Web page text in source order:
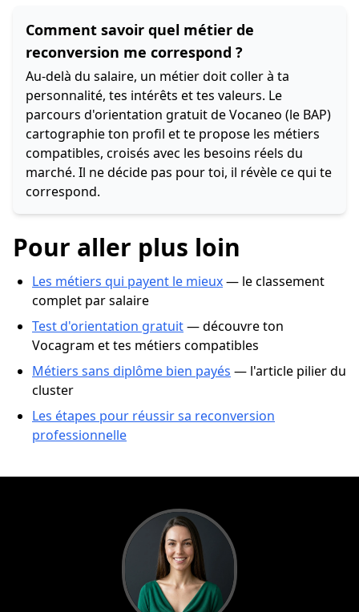
Comment savoir quel métier de
reconversion me correspond ?
Au-delà du salaire, un métier doit coller à ta
personnalité, tes intérêts et tes valeurs. Le
parcours d'orientation gratuit de Vocaneo (le BAP)
cartographie ton profil et te propose les métiers
compatibles, croisés avec les besoins réels du
marché. Il ne décide pas pour toi, il révèle ce qui te
correspond.
Pour aller plus loin
Les métiers qui payent le mieux— le classement
complet par salaire
Test d'orientation gratuit— découvre ton
Vocagram et tes métiers compatibles
Métiers sans diplôme bien payés — l'article pilier du
cluster
Les étapes pour réussir sa reconversion
professionnelle